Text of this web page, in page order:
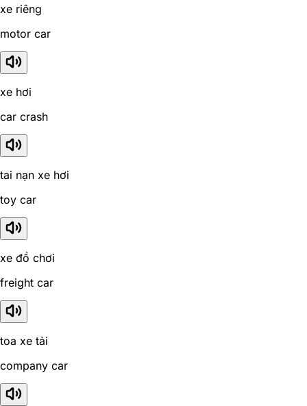
xe riêng
motor car
xe hơi
car crash
tai nạn xe hơi
toy car
xe đồ chơi
freight car
toa xe tải
company car